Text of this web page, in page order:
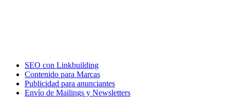
SEO con Linkbuilding
Contenido para Marcas
Publicidad para anunciantes
Envío de Mailings y Newsletters